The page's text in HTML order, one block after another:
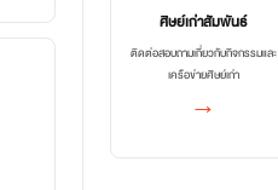
ศิษย์เก่าสัมพันธ์
ติดต่อสอบถามเกี่ยวกับกิจกรรมและ
เครือข่ายศิษย์เก่า
→